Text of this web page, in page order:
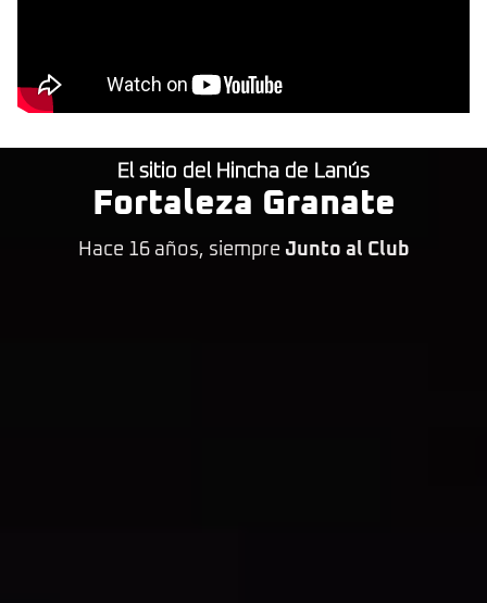
El sitio del Hincha de Lanús
Fortaleza Granate
Hace 16 años, siempre Junto al Club